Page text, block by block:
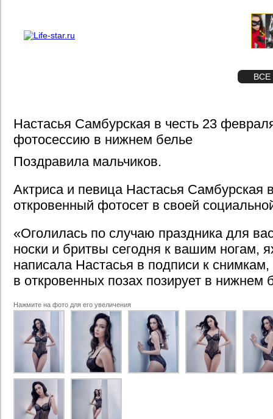
ВСЕ
Настасья Самбурская в честь 23
фотосессию в нижнем белье
Поздравила мальчиков.
Актриса и певица Настасья
откровенный фотосет в своей
«Оголилась по случаю праздника для
носки и бритвы сегодня к вашим ногам,
написала Настасья в подписи к снимкам,
в откровенных позах позирует в нижнем
Нажмите на фото для его увеличения